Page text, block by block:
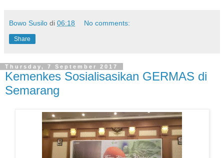
Bowo Susilo di 06:18 No comments:
Share
Thursday, 7 September 2017
Kemenkes Sosialisasikan GERMAS di
Semarang